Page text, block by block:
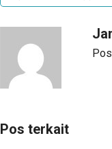
Pos terkait